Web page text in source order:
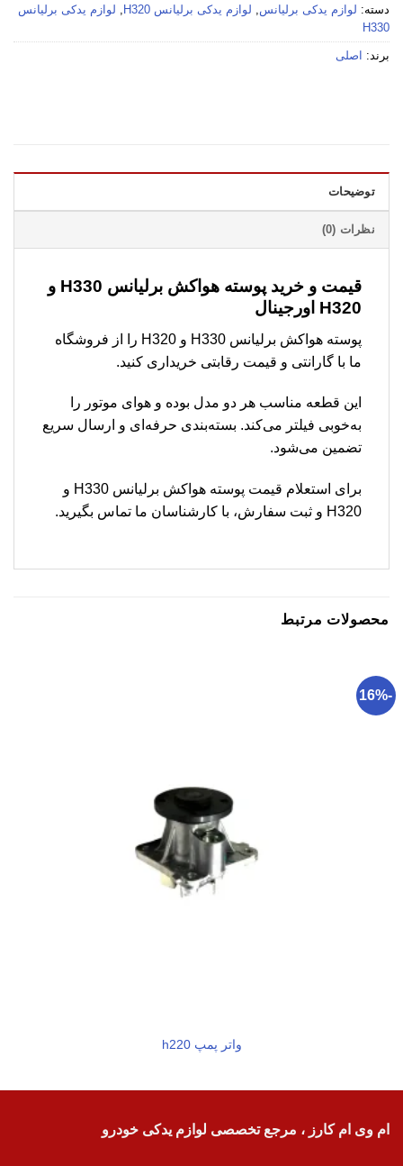
دسته: لوازم یدکی برلیانس, لوازم یدکی برلیانس H320 , لوازم یدکی برلیانس
H330
برند: اصلی
توضیحات
نظرات (0)
قیمت و خرید پوسته هواکش برلیانس H330 و
H320 اورجینال
پوسته هواکش برلیانس H330 و H320 را از فروشگاه
ما با گارانتی و قیمت رقابتی خریداری کنید.
این قطعه مناسب هر دو مدل بوده و هوای موتور را
به‌خوبی فیلتر می‌کند. بسته‌بندی حرفه‌ای و ارسال سریع
تضمین می‌شود.
برای استعلام قیمت پوسته هواکش برلیانس H330 و
H320 و ثبت سفارش، با کارشناسان ما تماس بگیرید.
محصولات مرتبط
-16%
واتر پمپ h220
ام وی ام کارز ، مرجع تخصصی لوازم یدکی خودرو